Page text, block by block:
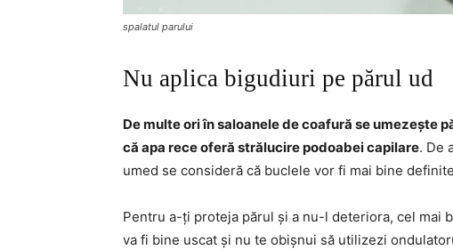
spalatul parului
Nu aplica bigudiuri pe părul ud
De multe ori în saloanele de coafură se umezește
că apa rece oferă strălucire podoabei capilare. De
umed se consideră că buclele vor fi mai bine
Pentru a-ți proteja părul și a nu-l deteriora, cel mai
va fi bine uscat și nu te obișnui să utilizezi